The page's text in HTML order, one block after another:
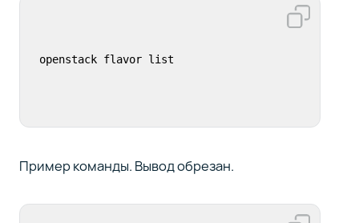
openstack flavor list
Пример команды. Вывод обрезан.